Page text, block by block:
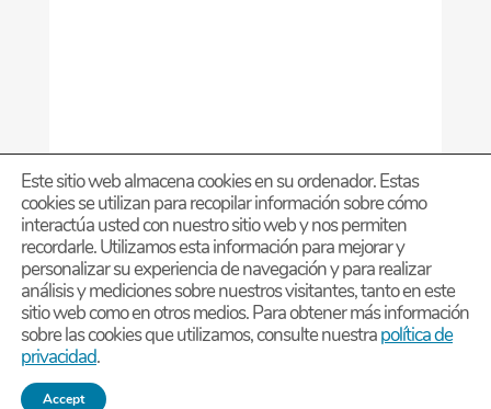
Diseño página Web PERSONALIZADA – by Estudio
DMG
Este sitio web almacena cookies en su ordenador. Estas
cookies se utilizan para recopilar información sobre cómo
interactúa usted con nuestro sitio web y nos permiten
recordarle. Utilizamos esta información para mejorar y
personalizar su experiencia de navegación y para realizar
análisis y mediciones sobre nuestros visitantes, tanto en este
sitio web como en otros medios. Para obtener más información
sobre las cookies que utilizamos, consulte nuestrapolítica de
privacidad.
Accept